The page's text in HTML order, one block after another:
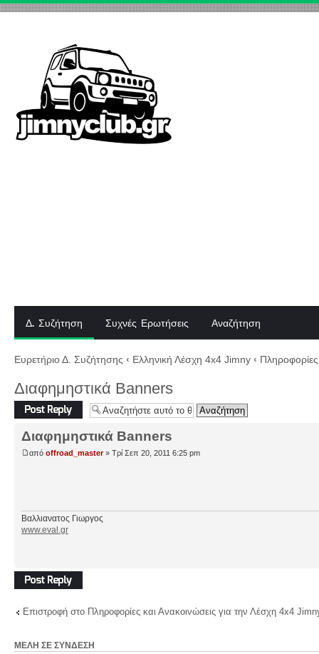
Δ. Συζήτηση Συχνές Ερωτήσεις Αναζήτηση
Ευρετήριο Δ. Συζήτησης ‹ Ελληνική Λέσχη 4x4 Jimny ‹
Διαφημηστικά Banners
Δημιουργία
απάντησης
Διαφημηστικά Banners
από offroad_master» Τρί Σεπ 20, 2011 6:25 pm
Βαλλιανατος Γιωργος
www.eval.gr
Δημιουργία
απάντησης
Επιστροφή στο Πληροφορίες και Ανακοινώσεις για την Λέσχη 4x4
ΜΈΛΗ ΣΕ ΣΎΝΔΕΣΗ